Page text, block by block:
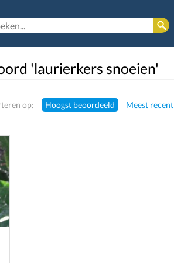
'laurierkers snoeien'
op: Hoogst beoordeeld Meest recent